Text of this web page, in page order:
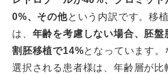
0%、その他という内訳です。移
は、 年齢を考慮しない場合、胚
割胚移植で14%となっています
選択される患者様は、年齢層が比